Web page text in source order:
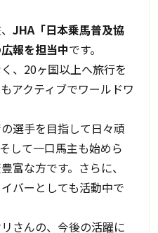
JHA「日本乗馬普及協
報を担当中です。
、20ヶ国以上へ旅行を
アクティブでワールドワ
選手を目指して日々頑
して一口馬主も始めら
富な方です。さらに、
バーとしても活動中で
さんの、今後の活躍に